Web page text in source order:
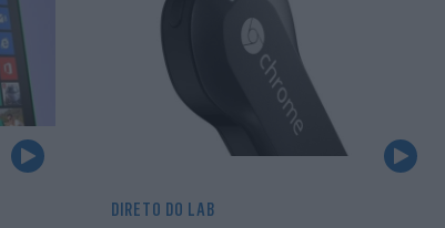
DIRETO DO LAB